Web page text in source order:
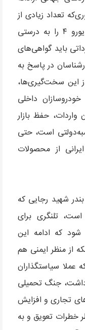
تعداد زیادی از
خودروهای داخلی حتی استانداردهای یورو ۴ را به درستی
باید گواهی‌های
برخی کارشناسان در پاسخ به
این سخت‌گیری‌ها،
داخلی
حفظ بازار
است، حتی
از محصولات
شهید رجایی که
تلنگری برای
شود که ادامه این
از منظر ایمنی هم
عملا سیاستگذاران
جنگ تحمیلی
تجاری و افزایش
خطرات تعویق و به